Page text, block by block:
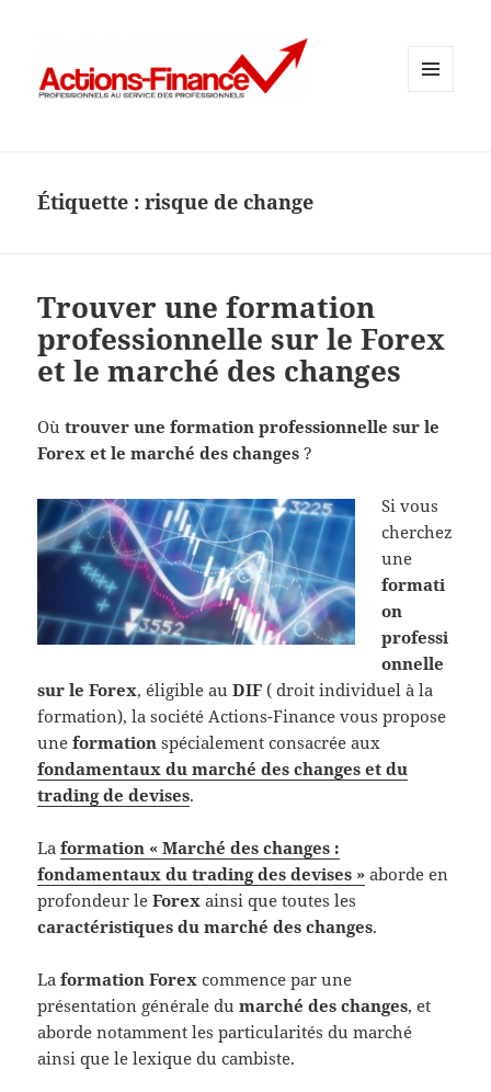
Étiquette :risque de change
Trouver une formation
professionnelle sur le Forex
et le marché des changes
Oùtrouver une formation professionnelle sur le
Forex et le marché des changes ?
Si vous
cherchez
une
formati
on
professi
onnelle
sur le Forex, éligible auDIF ( droit individuel à la
formation), la société Actions-Finance vous propose
uneformation spécialement consacrée aux
fondamentaux du marché des changes et du
trading de devises.
Laformation « Marché des changes :
fondamentaux du trading des devises » aborde en
profondeur leForex ainsi que toutes les
caractéristiques du marché des changes.
Laformation Forex commence par une
présentation générale dumarché des changes, et
aborde notamment les particularités du marché
ainsi que le lexique du cambiste.